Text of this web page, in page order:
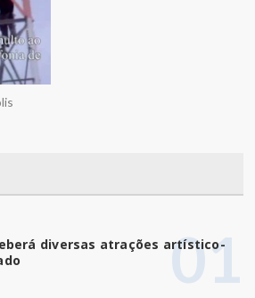
01
diversas atrações artístico-